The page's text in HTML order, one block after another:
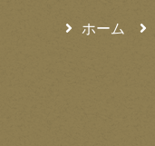
ホーム